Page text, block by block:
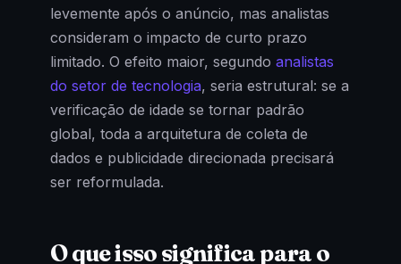
levemente após o anúncio, mas analistas
consideram o impacto de curto prazo
limitado. O efeito maior, segundo analistas
do setor de tecnologia, seria estrutural: se a
verificação de idade se tornar padrão
global, toda a arquitetura de coleta de
dados e publicidade direcionada precisará
ser reformulada.
O que isso significa para o